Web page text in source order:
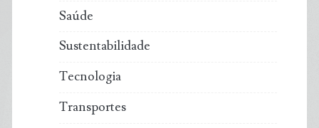
Saúde
Sustentabilidade
Tecnologia
Transportes